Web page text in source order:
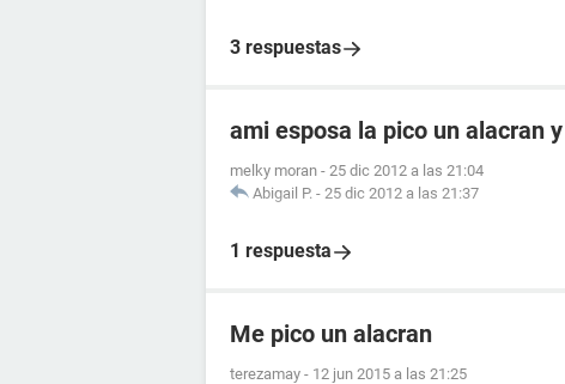
3 respuestas
ami esposa la pico un alacran
melky moran - 25 dic 2012 a las 21:04
Abigail P. - 25 dic 2012 a las 21:37
1 respuesta
Me pico un alacran
terezamay - 12 jun 2015 a las 21:25